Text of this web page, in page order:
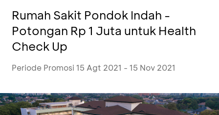
Rumah Sakit Pondok Indah -
Potongan Rp 1 Juta untuk Health
Check Up
Periode Promosi 15 Agt 2021 - 15 Nov 2021